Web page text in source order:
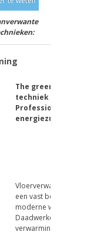
The green pipe -
techniek
Professioneel,
energiezuinig
Vloerverwarming is
een vast bestanddeel
moderne wooncultuur.
Daadwerkelijk komt
verwarmings...